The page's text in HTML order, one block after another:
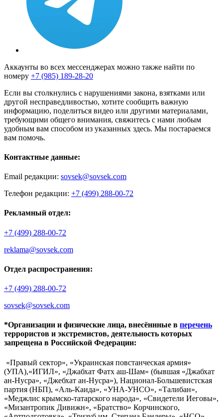
Аккаунты во всех мессенджерах можно также найти по
номеру +7 (985) 189-28-20
Если вы столкнулись с нарушениями закона, взятками или
другой несправедливостью, хотите сообщить важную
информацию, поделиться видео или другими материалами,
требующими общего внимания, свяжитесь с нами любым
удобным вам способом из указанных здесь. Мы постараемся
вам помочь.
Контактные данные:
Email редакции: sovsek@sovsek.com
Телефон редакции: +7 (499) 288-00-72
Рекламный отдел:
+7 (499) 288-00-72
reklama@sovsek.com
Отдел распространения:
+7 (499) 288-00-72
sovsek@sovsek.com
*Организации и физические лица, внесённные в перечень
террористов и экстремистов, деятельность которых
запрещена в Российской Федерации:
«Правый сектор», «Украинская повстанческая армия»
(УПА),«ИГИЛ», «Джабхат Фатх аш-Шам» (бывшая «Джабхат
ан-Нусра», «Джебхат ан-Нусра»), Национал-Большевистская
партия (НБП), «Аль-Каида», «УНА-УНСО», «Талибан»,
«Меджлис крымско-татарского народа», «Свидетели Иеговы»,
«Мизантропик Дивижн», «Братство» Корчинского,